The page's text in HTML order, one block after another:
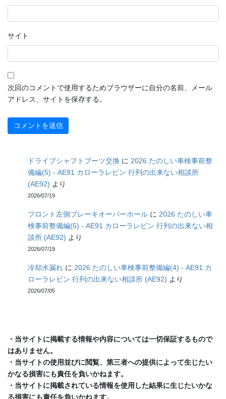
サイト
次回のコメントで使用するためブラウザーに自分の名前、メール
アドレス、サイトを保存する。
ドライブシャフトブーツ交換 に 2026 たのしい車検事前整
備編(5) - AE91 カローラレビン 行列の出来ない相談所
(AE92) より
2026/07/19
フロント左側ブレーキオーバーホール に 2026 たのしい車
検事前整備編(5) - AE91 カローラレビン 行列の出来ない相
談所 (AE92) より
2026/07/19
冷却水漏れ に 2026 たのしい車検事前整備編(4) - AE91 カ
ローラレビン 行列の出来ない相談所 (AE92) より
2026/07/05
・当サイトに掲載する情報や内容については一切保証するもので
はありません。
・当サイトの使用並びに閲覧、第三者への提供によって生じたい
かなる損害にも責任を負いかねます。
・当サイトに掲載されている情報を使用した結果に生じたいかな
る損害にも責任を負いかねます。